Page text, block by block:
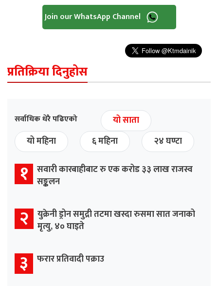
Join our WhatsApp Channel
प्रतिक्रिया दिनुहोस
सर्वाधिक धेरै पढिएको
यो साता
यो महिना
६ महिना २४ घण्टा
१ सवारी कारबाहीबाट रु एक करोड ३३ लाख राजस्व
सङ्कलन
२ युक्रेनी ड्रोन समुद्री तटमा खस्दा रुसमा सात जनाको
मृत्यु, ४० घाइते
३ फरार प्रतिवादी पक्राउ